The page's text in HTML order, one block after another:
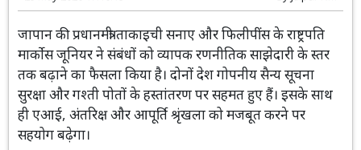
दुनिया
जापान और फिलीपींस ने अपने संबंधों को रणनीतिक साझेदारी
के स्तर तक बढ़ाया: प्रधानमंत्री ताकाइची सनाए
29 May 2026 17:16:19 By Jaipur NM